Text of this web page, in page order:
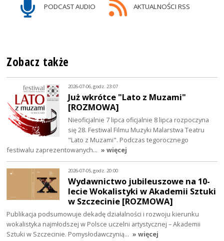
PODCAST AUDIO AKTUALNOŚCI RSS
Zobacz także
2026-07-06, godz. 23:07
Już wkrótce "Lato z Muzami"
[ROZMOWA]
Nieoficjalnie 7 lipca oficjalnie 8 lipca rozpoczyna
się 28. Festiwal Filmu Muzyki Malarstwa Teatru
"Lato z Muzami". Podczas tegorocznego
festiwalu zaprezentowanych… » więcej
2026-07-05, godz. 20:00
Wydawnictwo jubileuszowe na 10-
lecie Wokalistyki w Akademii Sztuki
w Szczecinie [ROZMOWA]
Publikacja podsumowuje dekadę działalności i rozwoju kierunku
wokalistyka najmłodszej w Polsce uczelni artystycznej – Akademii
Sztuki w Szczecinie. Pomysłodawczynią… » więcej